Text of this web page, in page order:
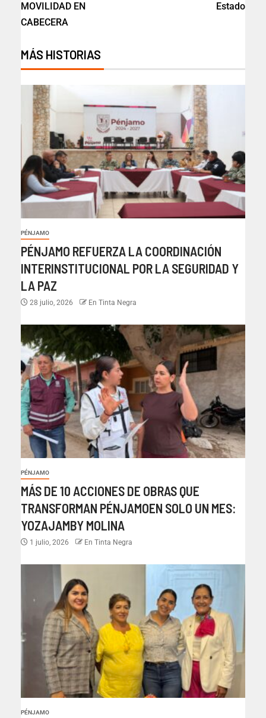
MOVILIDAD EN
CABECERA
Estado
MÁS HISTORIAS
PÉNJAMO
PÉNJAMO REFUERZA LA COORDINACIÓN
INTERINSTITUCIONAL POR LA SEGURIDAD Y
LA PAZ
28 julio, 2026 En Tinta Negra
PÉNJAMO
MÁS DE 10 ACCIONES DE OBRAS QUE
TRANSFORMAN PÉNJAMOEN SOLO UN MES:
YOZAJAMBY MOLINA
1 julio, 2026 En Tinta Negra
PÉNJAMO